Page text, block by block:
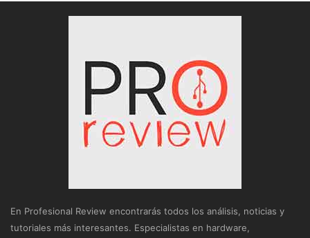
En Profesional Review encontrarás todos los análisis, noticias y
tutoriales más interesantes. Especialistas en hardware,